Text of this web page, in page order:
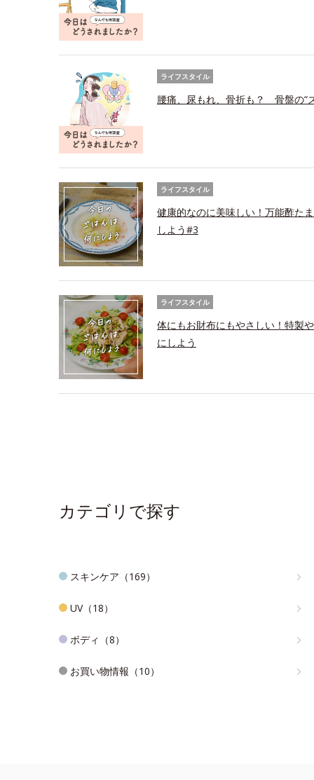
ライフスタイル
腰痛、尿もれ、骨折も？ 骨盤の“
ライフスタイル
健康的なのに美味しい！万能酢た
しよう#3
ライフスタイル
体にもお財布にもやさしい！特製
にしよう
カテゴリで探す
スキンケア（169）
UV（18）
ボディ（8）
お買い物情報（10）